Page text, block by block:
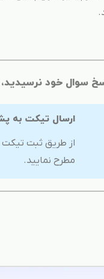
سوال خود
ارسال تیکت به
از طریق ثبت تیکت
مطرح نمایید.